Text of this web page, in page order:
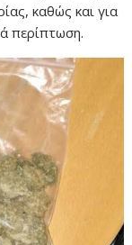
καθώς και για
περίπτωση.